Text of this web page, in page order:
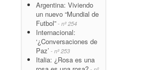
Argentina: Viviendo
un nuevo “Mundial de
Futbol” - nº 254
Internacional:
‘¿Conversaciones de
Paz’ - nº 253
Italia: ¿Rosa es una